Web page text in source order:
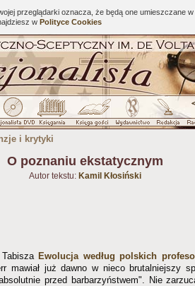
przeglądarki oznacza, że będą one umieszczane
w Polityce Cookies
i krytyki
O poznaniu ekstatycznym
Autor tekstu: Kamil Kłosiński
Ewolucja według polskich
mawiał już dawno w nieco brutalniejszy
przed barbarzyństwem". Nie